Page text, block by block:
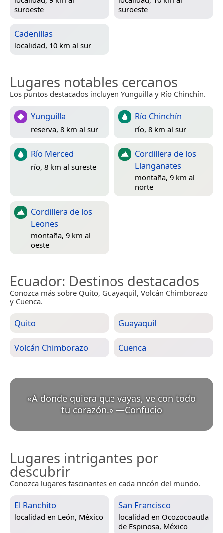
suroeste
suroeste
Cadenillas
localidad, 10 km al sur
Lugares notables cercanos
Los puntos destacados incluyen Yunguilla y Río Chinchín.
Yunguilla
reserva, 8 km al sur
Río Chinchín
río, 8 km al sur
Río Merced
río, 8 km al sureste
Cordillera de los
Llanganates
montaña, 9 km al
norte
Cordillera de los
Leones
montaña, 9 km al
oeste
Ecuador: Destinos destacados
Conozca más sobre Quito, Guayaquil, Volcán Chimborazo
y Cuenca.
Quito Guayaquil
Volcán Chimborazo Cuenca
«A donde quiera que vayas, ve con todo
tu corazón.» —Confucio
Lugares intrigantes por
descubrir
Conozca lugares fascinantes en cada rincón del mundo.
El Ranchito
localidad en León, México
San Francisco
localidad en Ocozocoautla
de Espinosa, México